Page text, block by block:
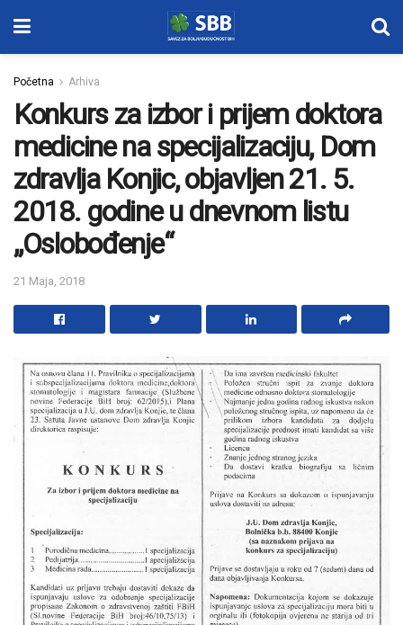
Početna Arhiva
Konkurs za izbor i prijem doktora
medicine na specijalizaciju, Dom
zdravlja Konjic, objavljen 21. 5.
2018. godine u dnevnom listu
„Oslobođenje“
21 Maja, 2018